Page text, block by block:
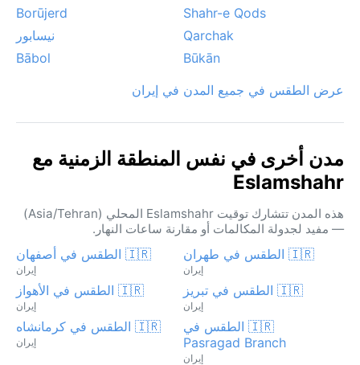
Shahr-e Qods
Borūjerd
Qarchak
نيسابور
Būkān
Bābol
عرض الطقس في جميع المدن في إيران
مدن أخرى في نفس المنطقة الزمنية مع
Eslamshahr
هذه المدن تتشارك توقيت Eslamshahr المحلي (Asia/Tehran)
— مفيد لجدولة المكالمات أو مقارنة ساعات النهار.
🇮🇷 الطقس في طهران
إيران
🇮🇷 الطقس في أصفهان
إيران
🇮🇷 الطقس في تبريز
إيران
🇮🇷 الطقس في الأهواز
إيران
🇮🇷 الطقس في
Pasragad Branch
إيران
🇮🇷 الطقس في كرمانشاه
إيران